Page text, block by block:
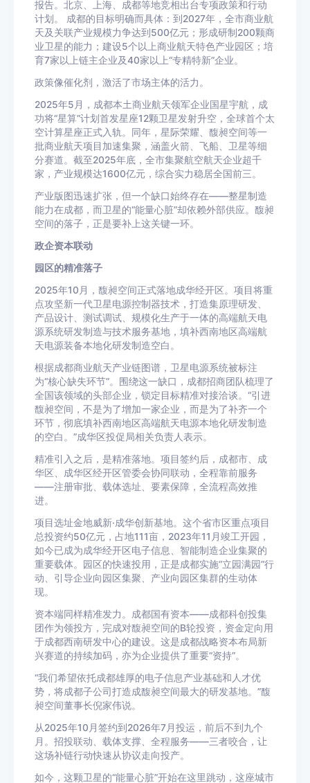
报告。北京、上海、成都等地竞相出台专项政策和行动
计划。 成都的目标明确而具体：到2027年，全市商业航
天及关联产业规模力争达到500亿元；形成研制200颗商
业卫星的能力；建设5个以上商业航天特色产业园区；培
育7家以上链主企业及40家以上“专精特新”企业。
政策像催化剂，激活了市场主体的活力。
2025年5月，成都本土商业航天领军企业国星宇航，成
功将“星算”计划首发星座12颗卫星发射升空，全球首个太
空计算星座正式入轨。同年，星际荣耀、馥昶空间等一
批商业航天项目加速集聚，涵盖火箭、飞船、卫星等细
分赛道。截至2025年底，全市集聚航空航天企业超千
家，产业规模达1600亿元，综合实力稳居全国前三。
产业版图迅速扩张，但一个缺口始终存在——整星制造
能力在成都，而卫星的“能量心脏”却依赖外部供应。馥昶
空间的落子，正是要补上这关键一环。
政企资本联动
园区的精准落子
2025年10月，馥昶空间正式落地成华经开区。 项目将重
点攻坚新一代卫星电源控制器技术，打造集原理研发、
产品设计、测试调试、规模化生产于一体的高端航天电
源系统研发制造与技术服务基地，填补西南地区高端航
天电源装备本地化研发制造空白。
根据成都商业航天产业链图谱，卫星电源系统被标注
为“核心缺失环节”。围绕这一缺口，成都招商团队梳理了
全国该领域的头部企业，锁定目标精准对接洽谈。“引进
馥昶空间，不是为了增加一家企业，而是为了补齐一个
环节，彻底填补西南地区高端航天电源本地化研发制造
的空白。”成华区投促局相关负责人表示。
精准引入之后，是精准落地。项目签约后，成都市、成
华区、成华区经开区管委会协同联动，全程靠前服务
——注册审批、载体选址、要素保障，全流程高效推
进。
项目选址金地威新·成华创新基地。这个省市区重点项目
总投资约50亿元，占地111亩，2023年11月竣工开园，
如今已成为成华经开区电子信息、智能制造企业集聚的
重要载体。园区的快速投用，正是成都实施“立园满园”行
动、引导企业向园区集聚、产业向园区集群的生动体
现。
资本端同样精准发力。成都国有资本——成都科创投集
团作为领投方，完成对馥昶空间的B轮投资，资金定向用
于成都西南研发中心的建设。这是成都战略资本布局新
兴赛道的持续加码，亦为企业提供了重要“资持”。
“我们希望依托成都雄厚的电子信息产业基础和人才优
势，将成都子公司打造成馥昶空间最大的研发基地。”馥
昶空间董事长倪家伟说。
从2025年10月签约到2026年7月投运，前后不到九个
月。招投联动、载体支撑、全程服务——三者咬合，让
这场补链行动快速从协议走向投产。
如今，这颗卫星的“能量心脏”开始在这里跳动，这座城市